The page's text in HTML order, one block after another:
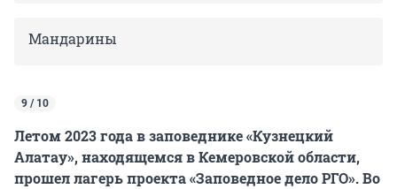
Мандарины
9 / 10
Летом 2023 года в заповеднике «Кузнецкий
Алатау», находящемся в Кемеровской области,
прошел лагерь проекта «Заповедное дело РГО». Во